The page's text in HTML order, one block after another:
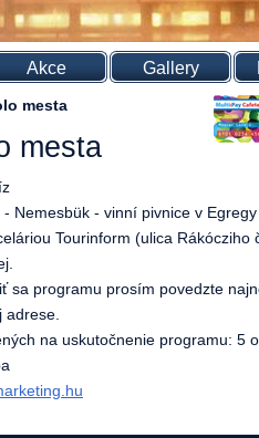
Akce Gallery
mesta
mesta
Nemesbük - vinní pivnice v
Tourinform (ulica Rákócziho
sa programu prosím povedzte
na uskutočnenie programu: 5